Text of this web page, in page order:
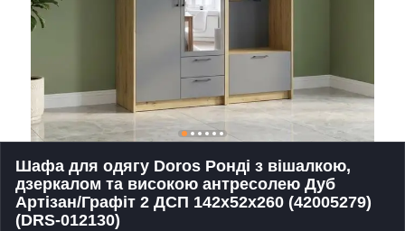
Шафа для одягу Doros Ронді з вішалкою,
дзеркалом та високою антресолею Дуб
Артізан/Графіт 2 ДСП 142х52х260 (42005279)
(DRS-012130)